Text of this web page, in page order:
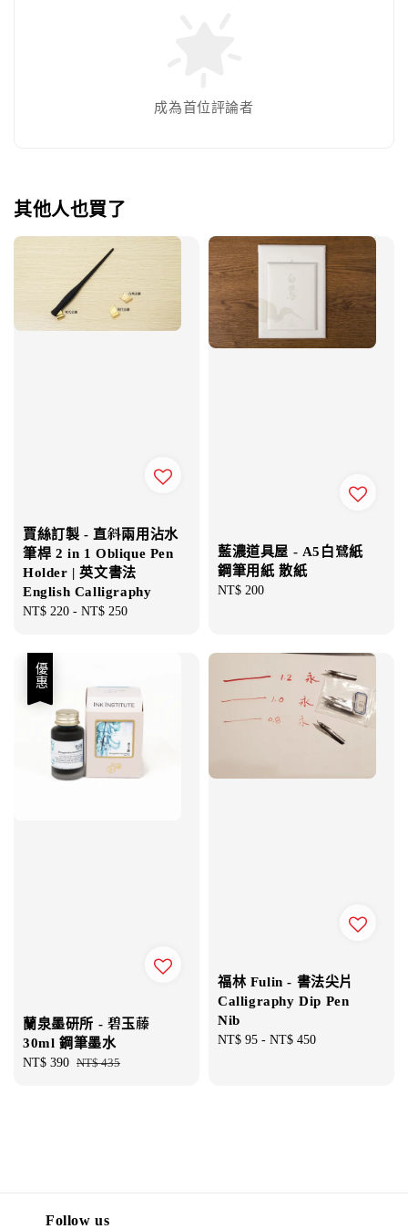
成為首位評論者
其他人也買了
賈絲訂製 - 直斜兩用沾水
筆桿 2 in 1 Oblique Pen
Holder | 英文書法
English Calligraphy
Regular
NT$ 220 - NT$ 250
藍濃道具屋 - A5白鷺紙
鋼筆用紙 散紙
Regular
NT$ 200
優惠
蘭泉墨研所 - 碧玉藤
30ml 鋼筆墨水
Sale
NT$ 390 Regular
NT$ 435
福林 Fulin - 書法尖片
Calligraphy Dip Pen
Nib
Regular
NT$ 95 - NT$ 450
Follow us